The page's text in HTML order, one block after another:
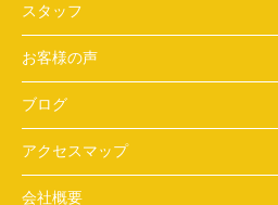
スタッフ
お客様の声
ブログ
アクセスマップ
会社概要